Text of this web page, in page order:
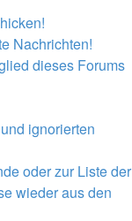
Nachrichten!
dieses Forums
ignorierten
oder zur Liste der
wieder aus den